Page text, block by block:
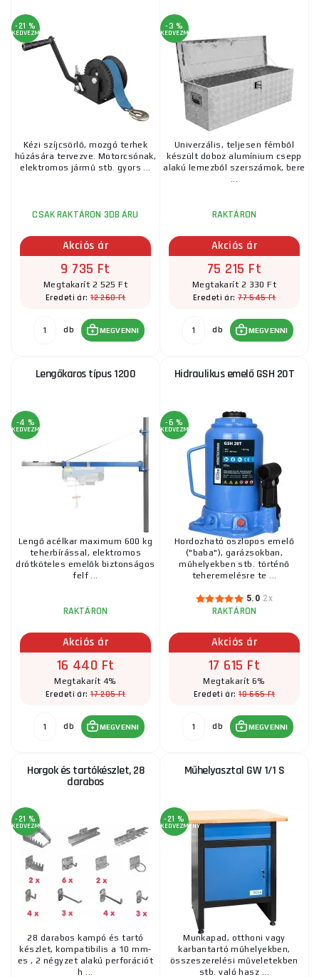
Emelőtechnika
-21 %
KEDVEZMÉNY
Kézi szíjcsörlő, mozgó terhek
húzására tervezve. Motorcsónak,
elektromos jármű stb. gyors ...
CSAK RAKTÁRON 3DB ÁRU
Akciós ár
9 735 Ft
Megtakarít 2 525 Ft
Eredeti ár:12 260 Ft
db MEGVENNI
-3 %
KEDVEZMÉNY
Univerzális, teljesen fémből
készült doboz alumínium csepp
alakú lemezből szerszámok, bere
...
RAKTÁRON
Akciós ár
75 215 Ft
Megtakarít 2 330 Ft
Eredeti ár:77 545 Ft
db MEGVENNI
Lengőkaros típus 1200
-4 %
KEDVEZMÉNY
Lengő acélkar maximum 600 kg
teherbírással, elektromos
drótköteles emelők biztonságos
felf ...
RAKTÁRON
Akciós ár
16 440 Ft
Megtakarít 4%
Eredeti ár:17 205 Ft
db MEGVENNI
Hidraulikus emelő GSH 20T
-6 %
KEDVEZMÉNY
Hordozható oszlopos emelő
("baba"), garázsokban,
műhelyekben stb. történő
teheremelésre te ...
5.0 2x
RAKTÁRON
Akciós ár
17 615 Ft
Megtakarít 6%
Eredeti ár:18 665 Ft
db MEGVENNI
Horgok és tartókészlet, 28
darabos
-21 %
KEDVEZMÉNY
28 darabos kampó és tartó
készlet, kompatibilis a 10 mm-
es , 2 négyzet alakú perforációt
h ...
Műhelyasztal GW 1/1 S
-21 %
KEDVEZMÉNY
Munkapad, otthoni vagy
karbantartó műhelyekben,
összeszerelési műveletekben
stb. való hasz ...